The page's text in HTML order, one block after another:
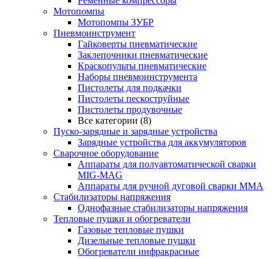
Мотопомпы
Мотопомпы ЗУБР
Пневмоинструмент
Гайковерты пневматические
Заклепочники пневматические
Краскопульты пневматические
Наборы пневмоинструмента
Пистолеты для подкачки
Пистолеты пескоструйные
Пистолеты продувочные
Все категории (8)
Пуско-зарядные и зарядные устройства
Зарядные устройства для аккумуляторов
Сварочное оборудование
Аппараты для полуавтоматической сварки
MIG-MAG
Аппараты для ручной дуговой сварки MMA
Стабилизаторы напряжения
Однофазные стабилизаторы напряжения
Тепловые пушки и обогреватели
Газовые тепловые пушки
Дизельные тепловые пушки
Обогреватели инфракрасные